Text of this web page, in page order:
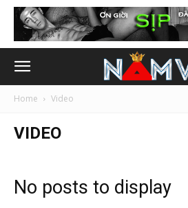
Home Video
VIDEO
No posts to display